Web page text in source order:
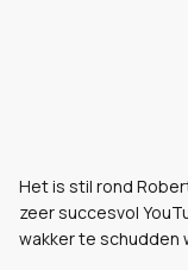
Het is stil rond
zeer succesvol
wakker te schudden